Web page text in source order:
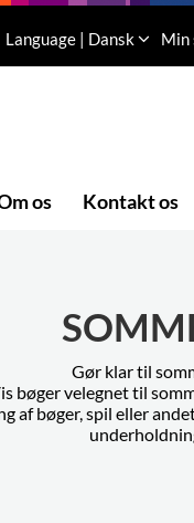
Language | Dansk Min
os Kontakt os
Gør klar til
bøger velegnet til
af bøger, spil eller